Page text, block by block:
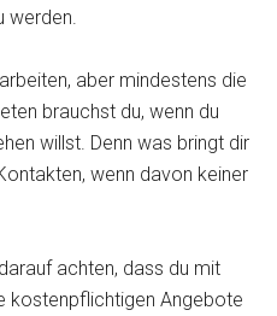
werden.
aber mindestens die
brauchst du, wenn du
willst. Denn was bringt dir
wenn davon keiner
achten, dass du mit
kostenpflichtigen Angebote